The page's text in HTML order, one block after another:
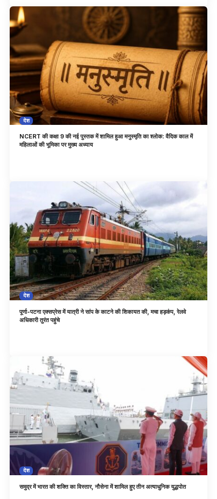
देश
NCERT की कक्षा 9 की नई पुस्तक में शामिल हुआ मनुस्मृति का श्लोक: वैदिक काल में
महिलाओं की भूमिका पर मुख्य अध्याय
देश
पूर्णा-पटना एक्सप्रेस में यात्री ने सांप के काटने की शिकायत की, मचा हड़कंप, रेलवे
अधिकारी तुरंत पहुंचे
देश
समुद्र में भारत की शक्ति का विस्तार, नौसेना में शामिल हुए तीन अत्याधुनिक युद्धपोत